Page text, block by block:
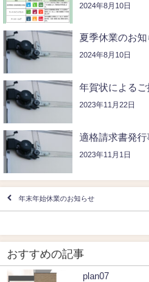
2024年8月10日
夏季休業のお知
2024年8月10日
年賀状による
2023年11月22日
適格請求書発
2023年11月1日
年末年始休業のお知らせ
おすすめの記事
plan07